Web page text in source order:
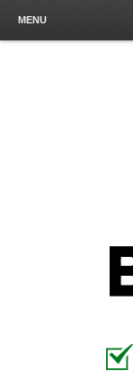
MENU